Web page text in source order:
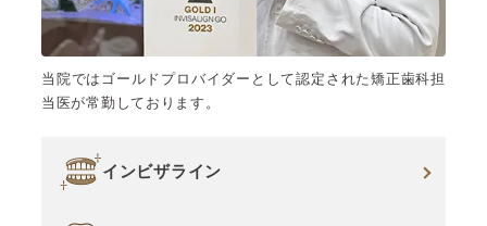
当院ではゴールドプロバイダーとして認定された矯正歯科担
当医が常勤しております。
インビザライン